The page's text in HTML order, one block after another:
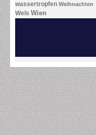
wassertropfen Weihnachten
Wels Wien